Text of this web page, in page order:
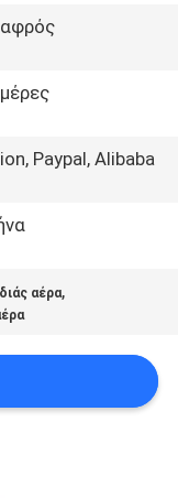
Paypal, Alibaba
αέρα,